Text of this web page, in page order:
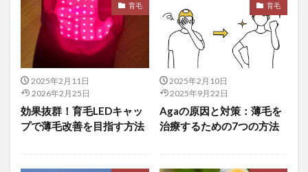
デジタルデトックス
デジタルトランスフォーメーション
デジタルリスキリング
デジタルレコード
デジタル人民元
デジタル技術
デジタル断食
デジタル時代
デジタル生産技術
デジタル社会形成基本法
デジタル管理
デジタル通貨
テストジャック100
テストステロン
育毛
2025年2月11日
2026年2月25日
効果抜群！育毛LEDキャッ
プで薄毛改善を目指す方法
育毛
2025年2月10日
2025年9月22日
Agaの原因と対策：薄毛を
治療するための7つの方法